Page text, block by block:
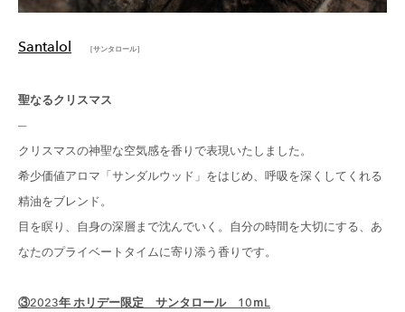
Santalol ［サンタロール］
聖なるクリスマス
─
クリスマスの神聖な空気感を香りで表現いたしました。
希少価値アロマ「サンダルウッド」をはじめ、呼吸を深くしてくれる
精油をブレンド。
目を瞑り、自身の深層まで沈んでいく。自分の時間を大切にする、あ
なたのプライベートタイムに寄り添う香りです。
③2023年 ホリデー限定 サンタロール 10ｍL